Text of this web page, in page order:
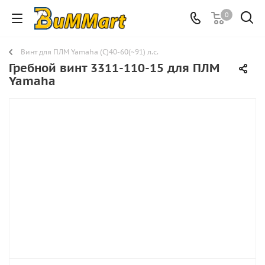
0
Винт для ПЛМ Yamaha (C)40-60(~91) л.с.
Гребной винт 3311-110-15 для ПЛМ
Yamaha